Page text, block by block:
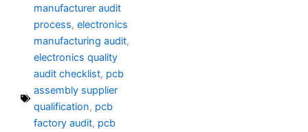
manufacturer audit
process, electronics
manufacturing audit,
electronics quality
audit checklist, pcb
assembly supplier
qualification, pcb
factory audit, pcb